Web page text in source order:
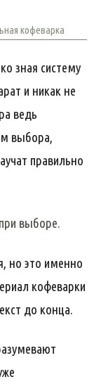
кофеварка
зная систему
и никак не
ведь
выбора,
правильно
выборе.
но это именно
кофеварки
до конца.